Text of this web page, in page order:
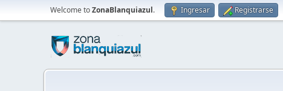
Welcome toZonaBlanquiazul. Ingresar Registrarse